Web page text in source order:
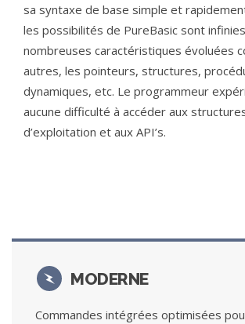
sa syntaxe de base simple et
les possibilités de PureBasic sont
nombreuses caractéristiques évoluées
autres, les pointeurs, structures,
dynamiques, etc. Le programmeur
aucune difficulté à accéder aux
d’exploitation et aux API’s.
MODERNE
Commandes intégrées optimisées